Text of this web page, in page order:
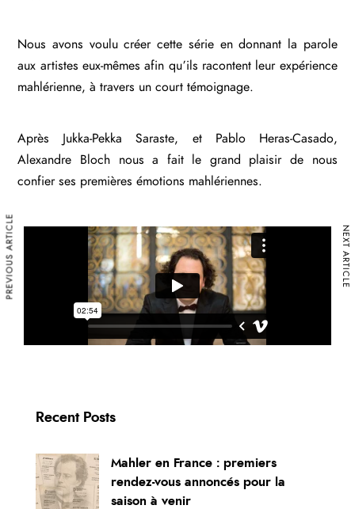
Nous avons voulu créer cette série en donnant la parole
aux artistes eux-mêmes afin qu’ils racontent leur expérience
mahlérienne, à travers un court témoignage.
Après Jukka-Pekka Saraste, et Pablo Heras-Casado,
Alexandre Bloch nous a fait le grand plaisir de nous
confier ses premières émotions mahlériennes.
PREVIOUS ARTICLE NEXT ARTICLE
Recent Posts
Mahler en France : premiers
rendez-vous annoncés pour la
saison à venir